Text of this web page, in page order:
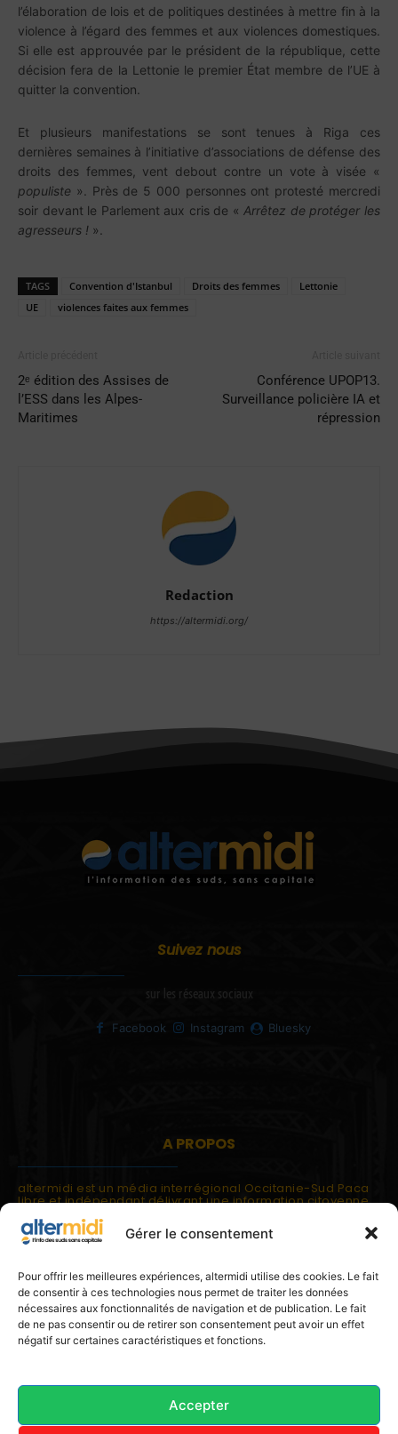
Gérer le consentement
Pour offrir les meilleures expériences, altermidi utilise des cookies. Le fait
de consentir à ces technologies nous permet de traiter les données
nécessaires aux fonctionnalités de navigation et de publication. Le fait
de ne pas consentir ou de retirer son consentement peut avoir un effet
négatif sur certaines caractéristiques et fonctions.
Accepter
l’élaboration de lois et de politiques destinées à mettre fin à la
violence à l’égard des femmes et aux violences domestiques.
Si elle est approuvée par le président de la république, cette
décision fera de la Lettonie le premier État membre de l’UE à
quitter la convention.
Et plusieurs manifestations se sont tenues à Riga ces
dernières semaines à l’initiative d’associations de défense des
droits des femmes, vent debout contre un vote à visée «
populiste ». Près de 5 000 personnes ont protesté mercredi
soir devant le Parlement aux cris de «Arrêtez de protéger les
agresseurs ! ».
TAGS Convention d'Istanbul Droits des femmes
Lettonie
UE
violences faites aux femmes
2ᵉ édition des Assises de
l’ESS dans les Alpes-
Maritimes
Conférence UPOP13.
Surveillance policière IA et
répression
Redaction
https://altermidi.org/
Suivez nous
sur les réseaux sociaux
Facebook Instagram Bluesky
A PROPOS
altermidi est un média interrégional Occitanie-Sud Paca
libre et indépendant délivrant une information citoyenne
altermidi est ouvert sur les suds, la méditerranée,
l'europe.
altermidi aborde des thématiques globales évaluées à
partir des constats de terrain ou d'analyses à l'échelon
local.
altermidi c'est l'information capitale, sans capitale.